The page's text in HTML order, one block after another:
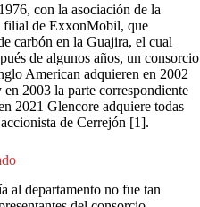
con la asociación de la
filial de ExxonMobil, que
carbón en la Guajira, el cual
de algunos años, un consorcio
American adquieren en 2002
2003 la parte correspondiente
2021 Glencore adquiere todas
de Cerrejón [1].
al departamento no fue tan